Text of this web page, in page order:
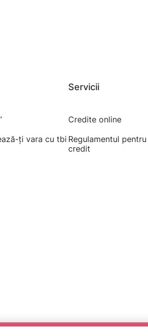
ți vara cu tbi
Servicii
Credite online
Regulamentul
credit